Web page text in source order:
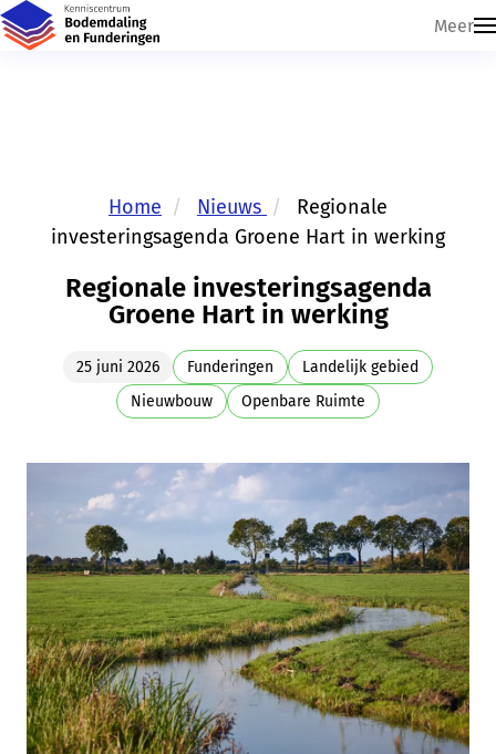
Meer
Home Nieuws
Regionale
investeringsagenda Groene Hart in werking
Regionale investeringsagenda
Groene Hart in werking
25 juni 2026 Funderingen
Landelijk gebied
Nieuwbouw
Openbare Ruimte